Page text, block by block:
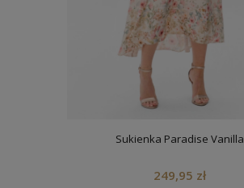
Sukienka Paradise Vanilla
249,95 zł